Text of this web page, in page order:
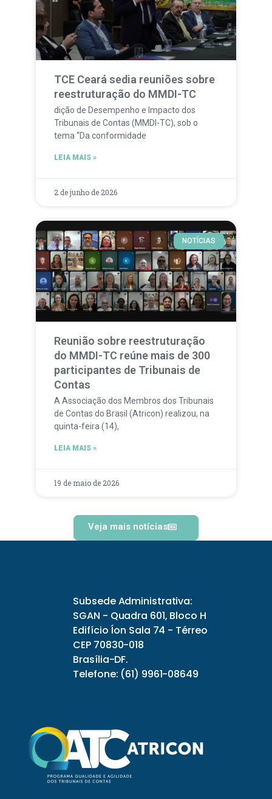
TCE Ceará sedia reuniões sobre
reestruturação do MMDI-TC
dição de Desempenho e Impacto dos
Tribunais de Contas (MMDI-TC), sob o
tema “Da conformidade
LEIA MAIS »
2 de junho de 2026
NOTÍCIAS
Reunião sobre reestruturação
do MMDI-TC reúne mais de 300
participantes de Tribunais de
Contas
A Associação dos Membros dos Tribunais
de Contas do Brasil (Atricon) realizou, na
quinta-feira (14),
LEIA MAIS »
19 de maio de 2026
Veja mais notícias
Subsede Administrativa:
SGAN - Quadra 601, Bloco H
Edifício Íon Sala 74 - Térreo
CEP 70830-018
Brasília-DF.
Telefone: (61) 9961-08649